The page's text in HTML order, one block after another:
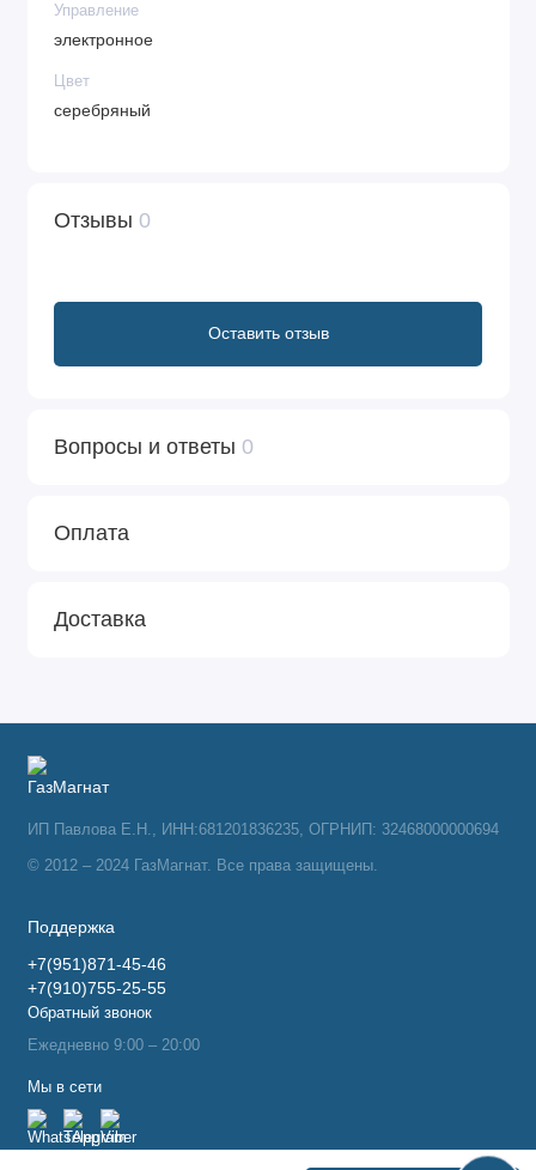
Управление
электронное
Цвет
серебряный
Отзывы 0
Оставить отзыв
Вопросы и ответы 0
Оплата
Доставка
ИП Павлова Е.Н., ИНН:681201836235, ОГРНИП: 32468000000694
© 2012 – 2024 ГазМагнат. Все права защищены.
Поддержка
+7(951)871-45-46
+7(910)755-25-55
Обратный звонок
Ежедневно 9:00 – 20:00
Мы в сети